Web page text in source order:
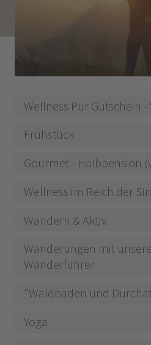
Wellness Pur Gutschein -
Frühstück
Gourmet - Halbpension
Wellness im Reich der
Wandern & Aktiv
Wanderungen mit
Wanderführer
"Waldbaden und
Yoga